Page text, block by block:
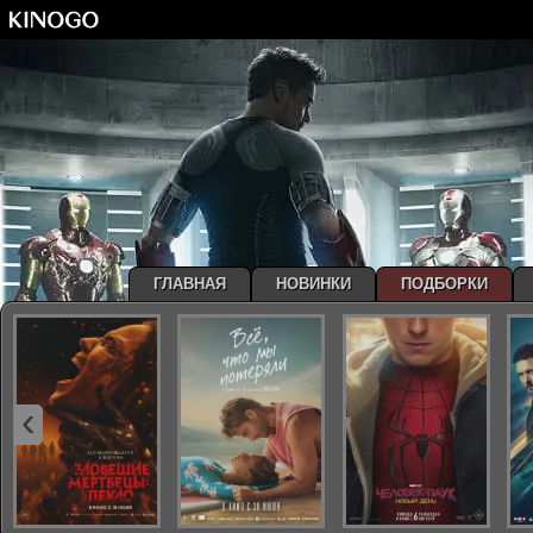
ГЛАВНАЯ НОВИНКИ ПОДБОРКИ
‹